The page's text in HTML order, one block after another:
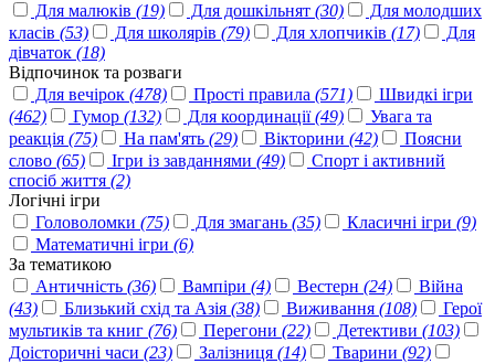
Для малюків (19) Для дошкільнят (30)
Для молодших
класів (53) Для школярів (79) Для хлопчиків (17)
Для
дівчаток (18)
Відпочинок та розваги
Для вечірок (478) Прості правила (571)
Швидкі ігри
(462)
Гумор (132) Для координації(49)
Увага та
реакція (75) На пам'ять (29) Вікторини (42)
Поясни
слово (65) Ігри із завданнями (49)
Спорт і активний
спосіб життя (2)
Логічні ігри
Головоломки (75) Для змагань (35) Класичні ігри (9)
Математичні ігри (6)
За тематикою
Античність (36) Вампіри (4) Вестерн (24)
Війна
(43)
Близький схід та Азія (38) Виживання (108)
Герої
мультиків та книг (76) Перегони (22) Детективи (103)
Доісторичні часи (23) Залізниця (14) Тварини (92)